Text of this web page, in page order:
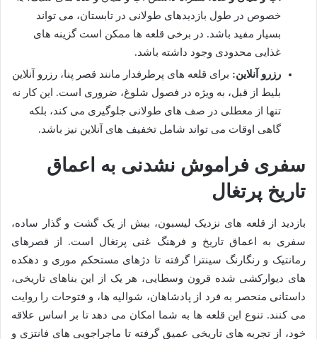
خصوص در طول بازدیدهای طولانی در تابستان، می تواند
بسیار مفید باشد. در برخی قلعه ها ممکن است گزینه های
غذایی محدودی وجود داشته باشد.
رزرو آنلاین: برای قلعه های پرطرفدار مانند قصر پنا، رزرو آنلاین
بلیط از قبل، به ویژه در فصول شلوغ، ضروری است. این کار نه
تنها از معطلی در صف های طولانی جلوگیری می کند، بلکه
گاهی اوقات می تواند شامل تخفیف های آنلاین نیز باشد.
سفری فراموش نشدنی به اعماق
تاریخ پرتغال
بازدید از قلعه های نزدیک لیسبون، بیش از یک گشت و گذار ساده،
سفری به اعماق تاریخ و فرهنگ غنی پرتغال است. از قصرهای
رمانتیک و رنگارنگ سینترا گرفته تا دژهای مستحکم موری و دهکده
های دیوارکشی شده قرون وسطایی، هر یک از این بناهای تاریخی،
داستانی منحصر به فرد از پادشاهان، شوالیه ها، و فتوحات را روایت
می کنند. تنوع این قلعه ها به شما امکان می دهد تا بر اساس علاقه
خود، از تجربه های تاریخی عمیق گرفته تا ماجراجویی های فانتزی و